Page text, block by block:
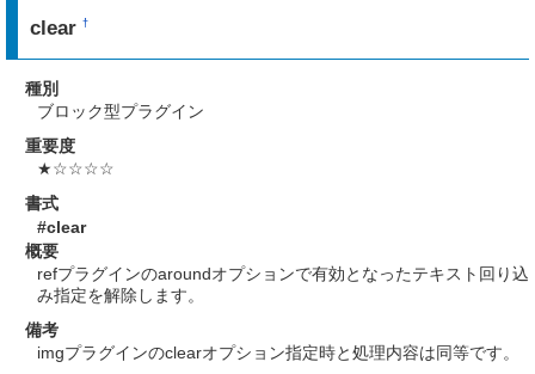
clear†
種別
ブロック型プラグイン
重要度
★☆☆☆☆
書式
#clear
概要
refプラグインのaroundオプションで有効となったテキスト回り込
み指定を解除します。
備考
imgプラグインのclearオプション指定時と処理内容は同等です。